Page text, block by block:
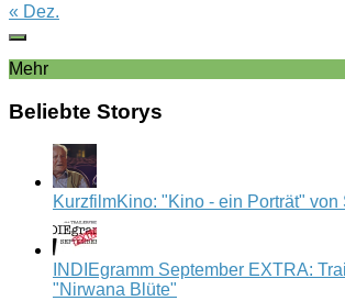
« Dez.
Mehr
Beliebte Storys
KurzfilmKino: "Kino - ein Porträt" von
INDIEgramm September EXTRA:
"Nirwana Blüte"